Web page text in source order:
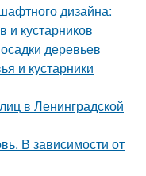
дизайна:
кустарников
деревьев
и кустарники
в Ленинградской
В зависимости от